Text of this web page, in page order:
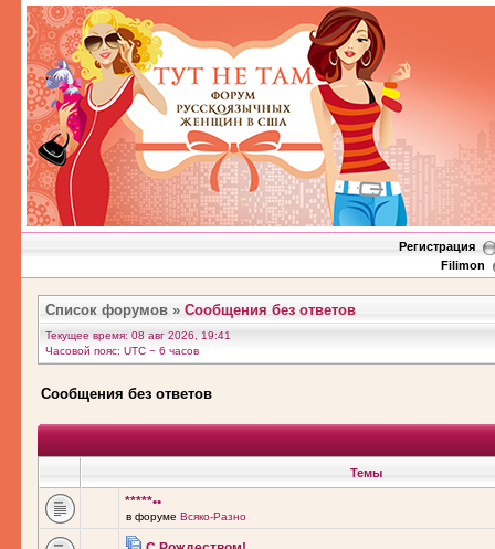
Регистрация
Filimon
Список форумов » Сообщения без ответов
Текущее время: 08 авг 2026, 19:41
Часовой пояс: UTC − 6 часов
Сообщения без ответов
Темы
*****••
в форуме Всяко-Разно